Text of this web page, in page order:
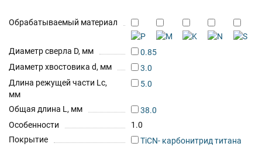
Обрабатываемый материал
Диаметр сверла D, мм
0.85
Диаметр хвостовика d, мм
3.0
Длина режущей части Lc,
мм
5.0
Общая длина L, мм
38.0
Особенности
1.0
Покрытие
TiCN- карбонитрид титана